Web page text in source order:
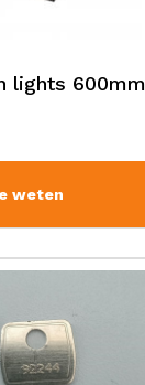
lights 600mm
weten